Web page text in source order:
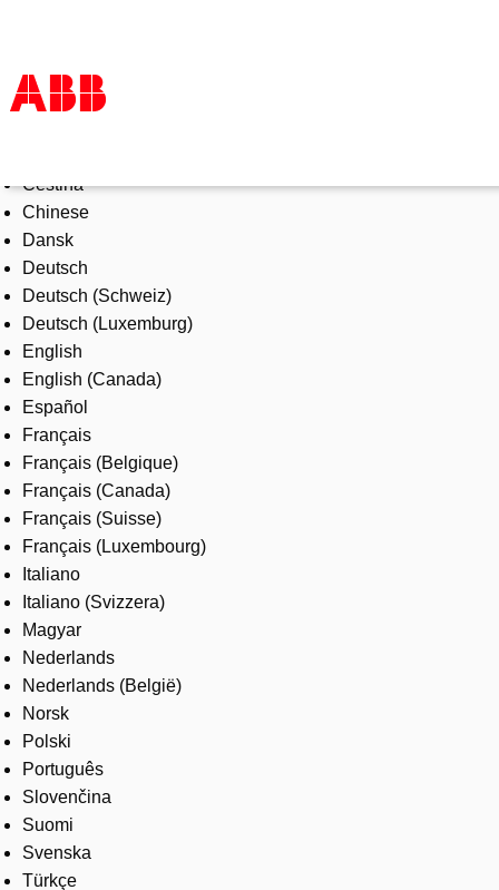
Products & Solutions
Industries
Services
About us
Where to buy
Contact us
Careers
Čeština
Chinese
Dansk
Deutsch
Deutsch (Schweiz)
Deutsch (Luxemburg)
English
English (Canada)
Español
Français
Français (Belgique)
Français (Canada)
Français (Suisse)
Français (Luxembourg)
Italiano
Italiano (Svizzera)
Magyar
Nederlands
Nederlands (België)
Norsk
Polski
Português
Slovenčina
Suomi
Svenska
Türkçe